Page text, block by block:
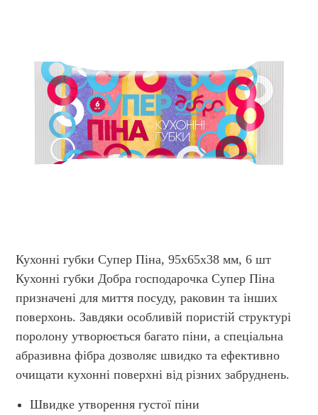
Кухонні губки Супер Піна, 95х65х38 мм, 6 шт
Кухонні губки Добра господарочка Супер Піна
призначені для миття посуду, раковин та інших
поверхонь. Завдяки особливій пористій структурі
поролону утворюється багато піни, а спеціальна
абразивна фібра дозволяє швидко та ефективно
очищати кухонні поверхні від різних забруднень.
Швидке утворення густої піни